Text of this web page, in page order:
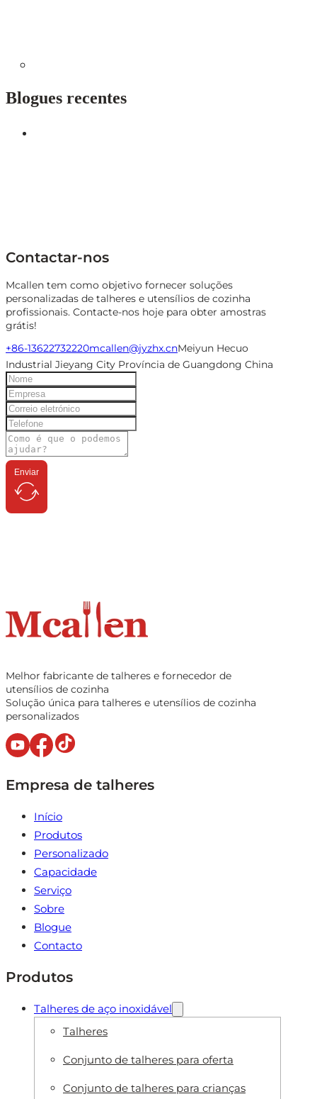
Blogues recentes
Contactar-nos
Mcallen tem como objetivo fornecer soluções
personalizadas de talheres e utensílios de cozinha
profissionais. Contacte-nos hoje para obter amostras
grátis!
+86-13622732220mcallen@jyzhx.cnMeiyun Hecuo
Industrial Jieyang City Província de Guangdong China
Enviar
Melhor fabricante de talheres e fornecedor de
utensílios de cozinha
Solução única para talheres e utensílios de cozinha
personalizados
Empresa de talheres
Início
Produtos
Personalizado
Capacidade
Serviço
Sobre
Blogue
Contacto
Produtos
Talheres de aço inoxidável
Talheres
Conjunto de talheres para oferta
Conjunto de talheres para crianças